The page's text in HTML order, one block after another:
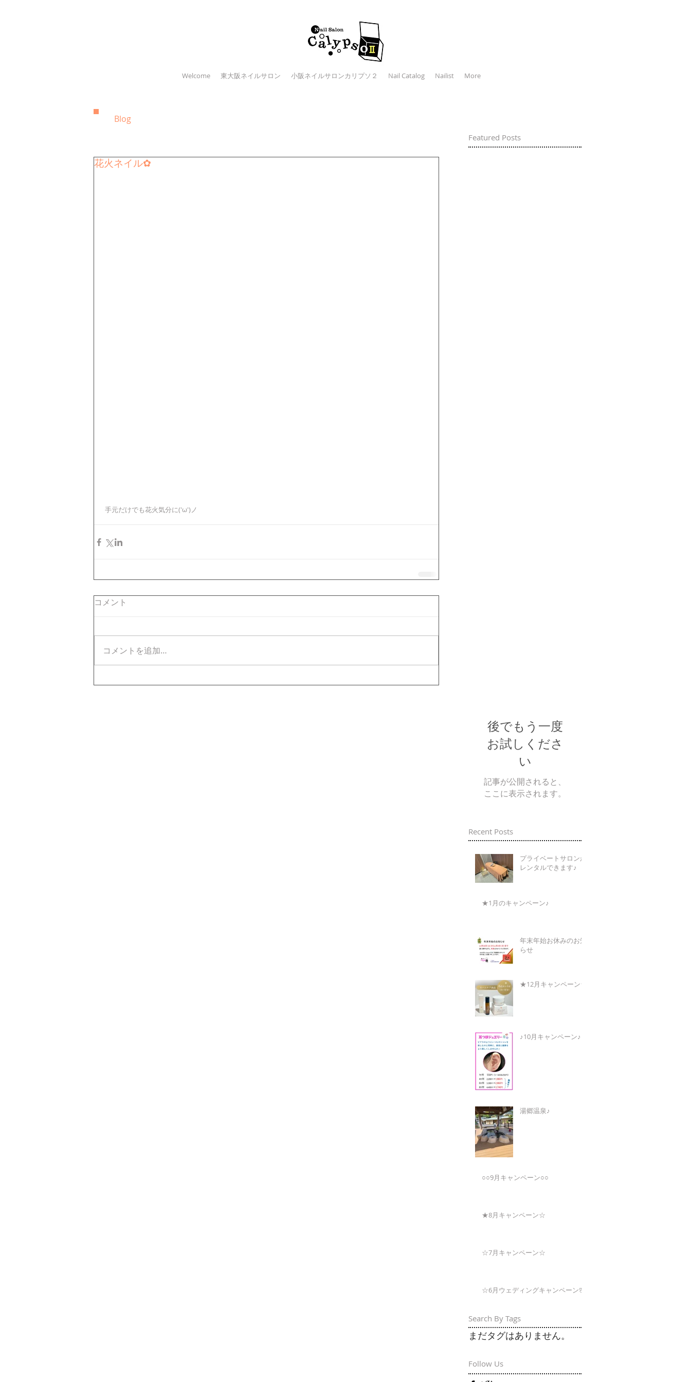
Welcome 東大阪ネイルサロン 小阪ネイルサロンカリプソ２ Nail Catalog Nailist More
Blog
Featured Posts
花火ネイル✿
手元だけでも花火気分に('ω')ノ
コメント
コメントを追加…
後でもう一度
お試しくださ
い
記事が公開されると、
ここに表示されます。
Recent Posts
Search By Tags
プライベートサロンが
レンタルできます♪
★1月のキャンペーン♪
年末年始お休みのお知
らせ
★12月キャンペーン★
♪10月キャンペーン♪
湯郷温泉♪
○○9月キャンペーン○○
★8月キャンペーン☆
☆7月キャンペーン☆
☆6月ウェディングキャンペーン🌸
まだタグはありません。
Follow Us